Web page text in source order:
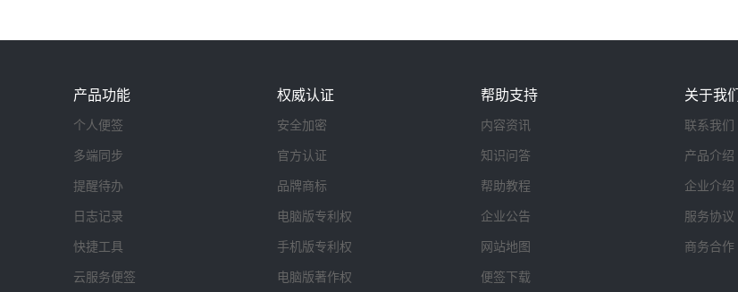
产品功能
个人便签
多端同步
提醒待办
日志记录
快捷工具
云服务便签
权威认证
安全加密
官方认证
品牌商标
电脑版专利权
手机版专利权
电脑版著作权
帮助支持
内容资讯
知识问答
帮助教程
企业公告
网站地图
便签下载
关于我们
联系我们
产品介绍
企业介绍
服务协议
商务合作